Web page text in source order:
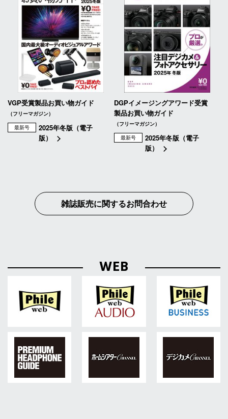
VGP受賞製品お買い物ガイド
（フリーマガジン）
最新号
2025年冬版（電子
版）
DGPイメージングアワード受賞
製品お買い物ガイド
（フリーマガジン）
最新号
2025年冬版（電子
版）
雑誌販売に関するお問合わせ
WEB